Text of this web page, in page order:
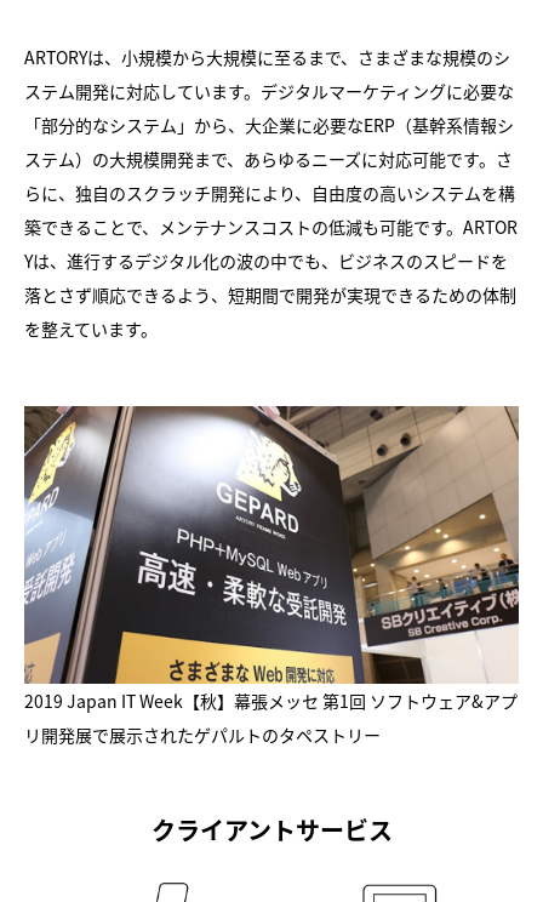
ARTORYは、小規模から大規模に至るまで、さまざまな規模のシ
ステム開発に対応しています。デジタルマーケティングに必要な
「部分的なシステム」から、大企業に必要なERP（基幹系情報シ
ステム）の大規模開発まで、あらゆるニーズに対応可能です。さ
らに、独自のスクラッチ開発により、自由度の高いシステムを構
築できることで、メンテナンスコストの低減も可能です。ARTOR
Yは、進行するデジタル化の波の中でも、ビジネスのスピードを
落とさず順応できるよう、短期間で開発が実現できるための体制
を整えています。
2019 Japan IT Week【秋】幕張メッセ 第1回 ソフトウェア&アプ
リ開発展で展示されたゲパルトのタペストリー
クライアントサービス